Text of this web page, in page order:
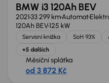
BMW i3 120Ah BEV
202133 299 kmAutomat
120Ah BEV125 kW
Servisní knížka SoH 93%
+5 dalších
Měsíční splátka
od 3 872 Kč
Zlevněno o 60 000 Kč